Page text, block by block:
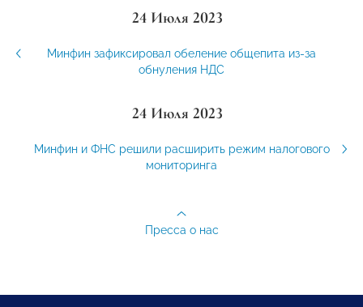
24 Июля 2023
Минфин зафиксировал обеление общепита из-за
обнуления НДС
24 Июля 2023
Минфин и ФНС решили расширить режим налогового
мониторинга
Пресса о нас